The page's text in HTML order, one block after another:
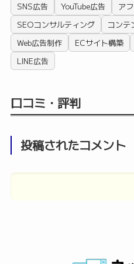
SNS広告
YouTube広告 ア
SEOコンサルティング
コンテ
Web広告制作
ECサイト構築
LINE広告
口コミ・評判
投稿されたコメント